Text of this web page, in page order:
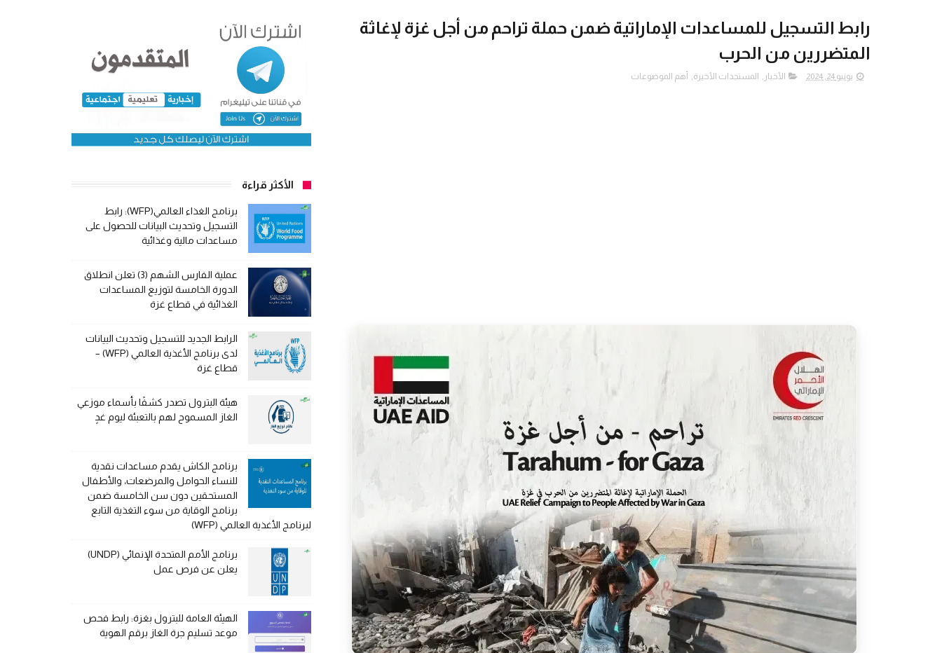
رابط التسجيل للمساعدات الإماراتية ضمن حملة تراحم من أجل غزة لإغاثة
المتضررين من الحرب
يونيو 24, 2024 الأخبار , المستجدات الأخيرة, أهم الموضوعات
الأكثر قراءة
برنامج الغذاء العالمي(WFP): رابط
التسجيل وتحديث البيانات للحصول على
مساعدات مالية وغذائية
عملية الفارس الشهم (3) تعلن انطلاق
الدورة الخامسة لتوزيع المساعدات
الغذائية في قطاع غزة
الرابط الجديد للتسجيل وتحديث البيانات
لدى برنامج الأغذية العالمي (WFP) –
قطاع غزة
هيئة البترول تصدر كشفًا بأسماء موزعي
الغاز المسموح لهم بالتعبئة ليوم غدٍ
برنامج الكاش يقدم مساعدات نقدية
للنساء الحوامل والمرضعات، والأطفال
المستحقين دون سن الخامسة ضمن
برنامج الوقاية من سوء التغذية التابع
لبرنامج الأغذية العالمي (WFP)
برنامج الأمم المتحدة الإنمائي (UNDP)
يعلن عن فرص عمل
الهيئة العامة للبترول بغزة: رابط فحص
موعد تسليم جرة الغاز برقم الهوية